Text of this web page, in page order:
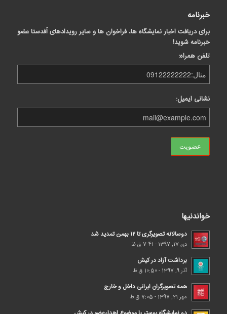
خبرنامه
برای دریافت اخبار نمایشگاه ها، فراخوان ها و سایر رویدادهای اَفدستا عضو
خبرنامه شوید!
تلفن همراه:
نشانی ایمیل:
خواندنیها
دوسالانه تصویرگری تا ۱۲ بهمن تمدید شد
دی 17, 1397 - 7:41 ق.ظ
برداشت آزاد در کیش
آذر 9, 1397 - 10:50 ق.ظ
همه تصویرگران ایرانی داخل و خارج
مهر 21, 1397 - 7:05 ق.ظ